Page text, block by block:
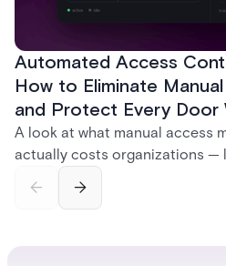
Automated Access
How to Eliminate
and Protect Every Door
A look at what manual access
actually costs organizations —
— and how Acre's automated